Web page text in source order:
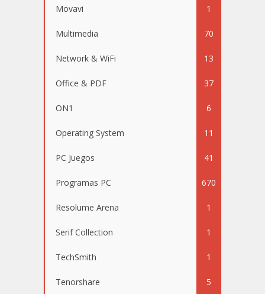
Movavi 1
Multimedia 70
Network & WiFi 13
Office & PDF 37
ON1 6
Operating System 11
PC Juegos 41
Programas PC 670
Resolume Arena 1
Serif Collection 1
TechSmith 1
Tenorshare 5